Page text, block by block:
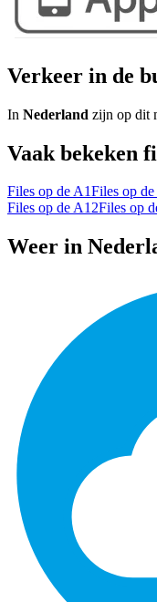
Verkeer in de
In Nederland zijn op dit
Vaak bekeken
Files op de A1Files op
Files op de A12Files op
Weer in